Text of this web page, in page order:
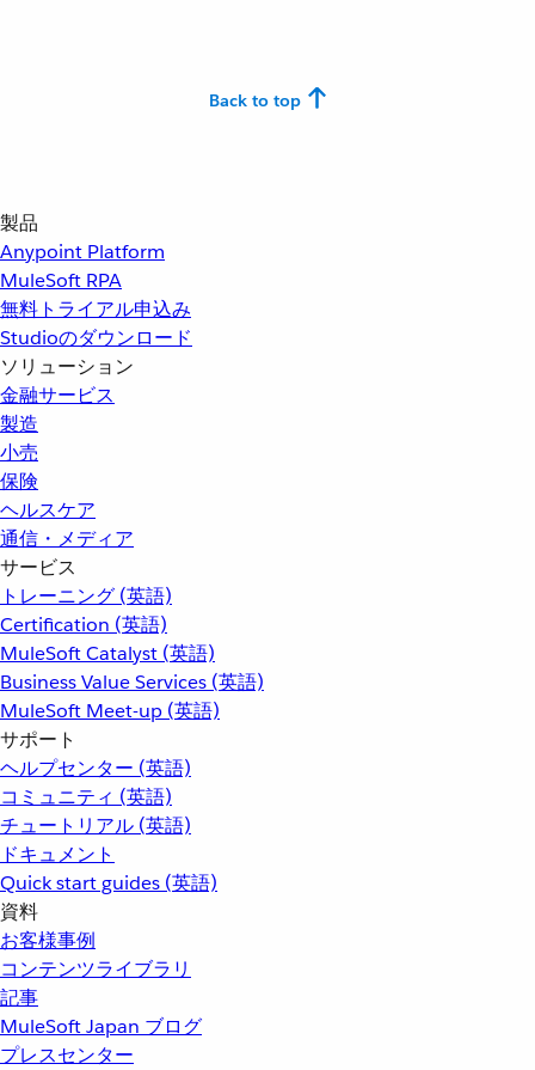
Back to top
製品
Anypoint Platform
MuleSoft RPA
無料トライアル申込み
Studioのダウンロード
ソリューション
金融サービス
製造
小売
保険
ヘルスケア
通信・メディア
サービス
トレーニング (英語)
Certification (英語)
MuleSoft Catalyst (英語)
Business Value Services (英語)
MuleSoft Meet-up (英語)
サポート
ヘルプセンター (英語)
コミュニティ (英語)
チュートリアル (英語)
ドキュメント
Quick start guides (英語)
資料
お客様事例
コンテンツライブラリ
記事
MuleSoft Japan ブログ
プレスセンター